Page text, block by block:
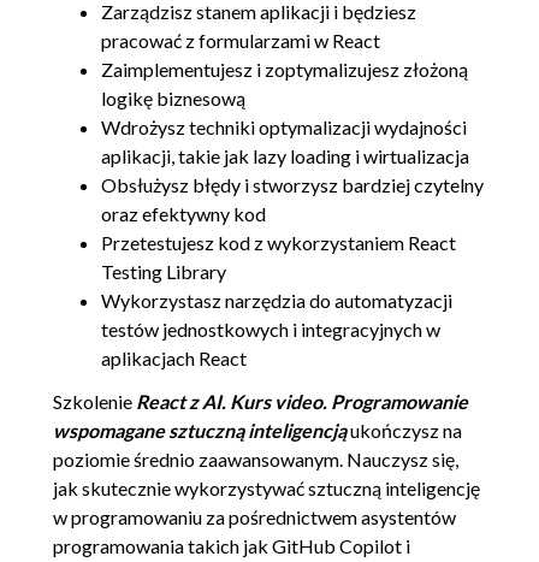
Zarządzisz stanem aplikacji i będziesz
pracować z formularzami w React
Zaimplementujesz i zoptymalizujesz złożoną
logikę biznesową
Wdrożysz techniki optymalizacji wydajności
aplikacji, takie jak lazy loading i wirtualizacja
Obsłużysz błędy i stworzysz bardziej czytelny
oraz efektywny kod
Przetestujesz kod z wykorzystaniem React
Testing Library
Wykorzystasz narzędzia do automatyzacji
testów jednostkowych i integracyjnych w
aplikacjach React
Szkolenie React z AI. Kurs video. Programowanie
wspomagane sztuczną inteligencjąukończysz na
poziomie średnio zaawansowanym. Nauczysz się,
jak skutecznie wykorzystywać sztuczną inteligencję
w programowaniu za pośrednictwem asystentów
programowania takich jak GitHub Copilot i